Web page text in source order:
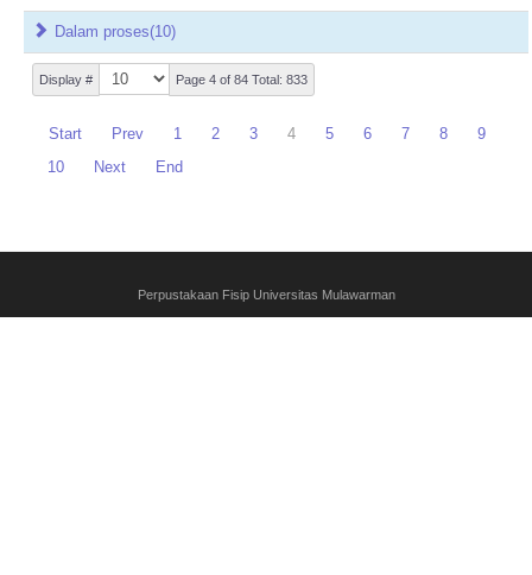
Display # Page 4 of 84 Total: 833
Start Prev 1 2 3 4 5 6 7 8
9
10
Next End
Dalam proses(10)
Perpustakaan Fisip Universitas Mulawarman